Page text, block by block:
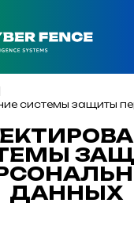
системы защиты
ДАННЫХ